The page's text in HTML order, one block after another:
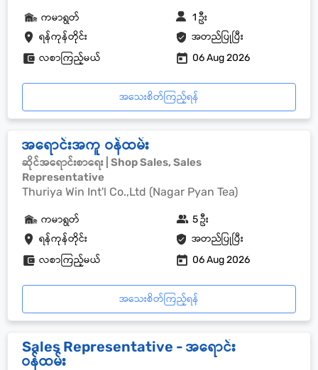
ရန်ကုန်တိုင်း အတည်ပြုပြီး
ကမာရွတ် 1 ဦး
လစာကြည့်မယ် 06 Aug 2026
အသေးစိတ်ကြည့်ရန်
အရောင်းအကူ ဝန်ထမ်း
ဆိုင်အရောင်းစာရေး | Shop Sales, Sales
Representative
Thuriya Win Int'l Co.,Ltd (Nagar Pyan Tea)
ရန်ကုန်တိုင်း အတည်ပြုပြီး
ကမာရွတ် 5 ဦး
လစာကြည့်မယ် 06 Aug 2026
အသေးစိတ်ကြည့်ရန်
Sales Representative - အရောင်း
ဝန်ထမ်း